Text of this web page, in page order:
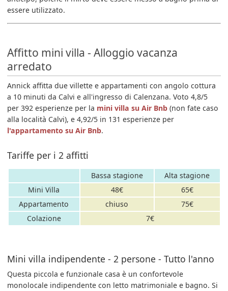
essere utilizzato.
Affitto mini villa - Alloggio vacanza
arredato
Annick affitta due villette e appartamenti con angolo cottura
a 10 minuti da Calvi e all'ingresso di Calenzana. Voto 4,8/5
per 392 esperienze per la mini villa su Air Bnb (non fate caso
alla località Calvi), e 4,92/5 in 131 esperienze per
l'appartamento su Air Bnb.
Tariffe per i 2 affitti
Bassa stagione
Alta stagione
Mini Villa
48€
65€
Appartamento
chiuso
75€
Colazione
7€
Mini villa indipendente - 2 persone - Tutto l'anno
Questa piccola e funzionale casa è un confortevole
monolocale indipendente con letto matrimoniale e bagno. Si